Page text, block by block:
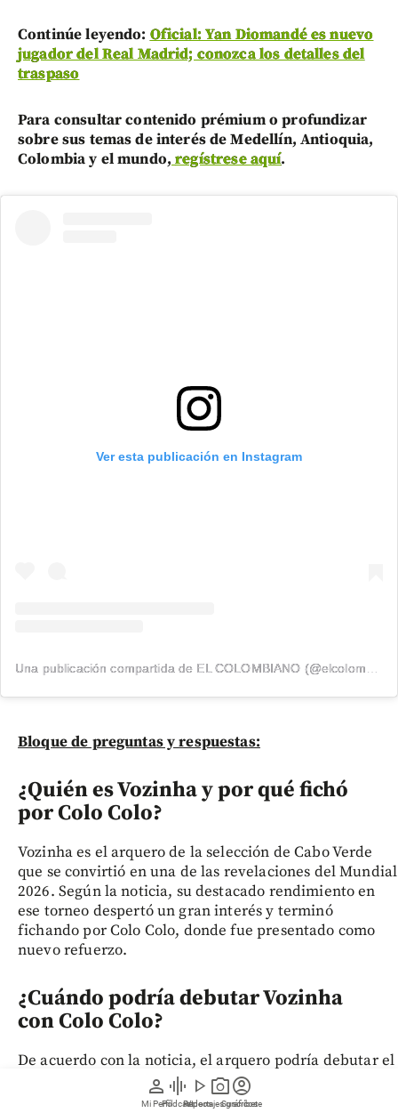
person
Mi Perfil
graphic_eq
Pódcast
play_arrow
Videos
photo_camera
Reportajes gráficos
account_circle
Suscríbete
Continúe leyendo: Oficial: Yan Diomandé es nuevo
jugador del Real Madrid; conozca los detalles del
traspaso
Para consultar contenido prémium o profundizar
sobre sus temas de interés de Medellín, Antioquia,
Colombia y el mundo, regístrese aquí.
Ver esta publicación en Instagram
Bloque de preguntas y respuestas:
¿Quién es Vozinha y por qué fichó
por Colo Colo?
Vozinha es el arquero de la selección de Cabo Verde
que se convirtió en una de las revelaciones del Mundial
2026. Según la noticia, su destacado rendimiento en
ese torneo despertó un gran interés y terminó
fichando por Colo Colo, donde fue presentado como
nuevo refuerzo.
¿Cuándo podría debutar Vozinha
con Colo Colo?
De acuerdo con la noticia, el arquero podría debutar el
16 de agosto ante la afición de Colo Colo. Sin embargo,
no se confirma oficialmente que vaya a jugar ese